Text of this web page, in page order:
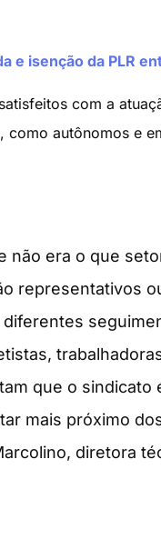
e isenção da PLR
com a
autônomos e
não era o que
representativos
que o sindicato
mais próximo
diretora